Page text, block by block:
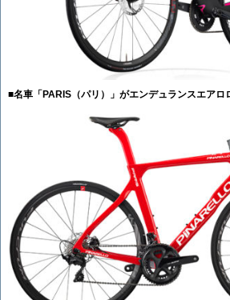
■名車「PARIS（パリ）」がエンデュランスエアロ